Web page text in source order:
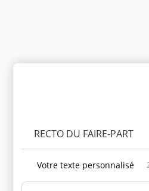
RECTO DU FAIRE-PART
Votre texte personnalisé